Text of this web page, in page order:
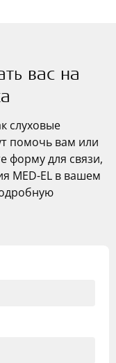
вас на
слуховые
помочь вам или
форму для связи,
MED-EL в вашем